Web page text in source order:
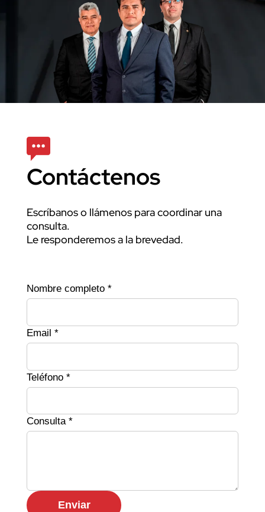
Contáctenos
Escríbanos o llámenos para coordinar una
consulta.
Le responderemos a la brevedad.
Nombre completo *
Email *
Teléfono *
Consulta *
Enviar